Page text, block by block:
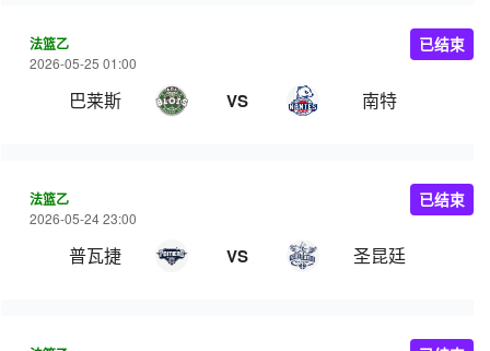
法篮乙
2026-05-25 01:00
巴莱斯 VS 南特
已结束
法篮乙
2026-05-24 23:00
普瓦捷 VS 圣昆廷
已结束